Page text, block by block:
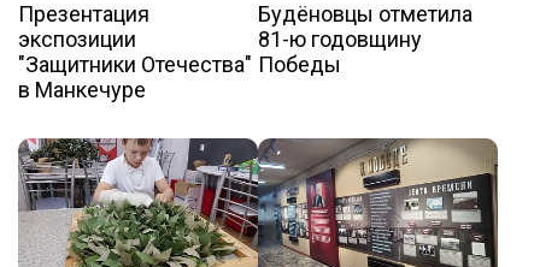
Презентация
экспозиции
"Защитники Отечества"
в Манкечуре
Будёновцы отметила
81-ю годовщину
Победы